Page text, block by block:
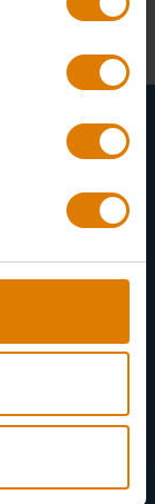
inkorg
dig som är